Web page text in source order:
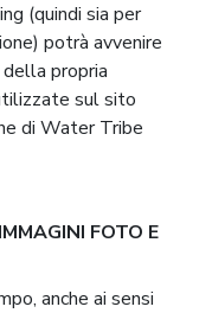
(quindi sia per
potrà avvenire
propria
sul sito
di Water Tribe
FOTO E
anche ai sensi